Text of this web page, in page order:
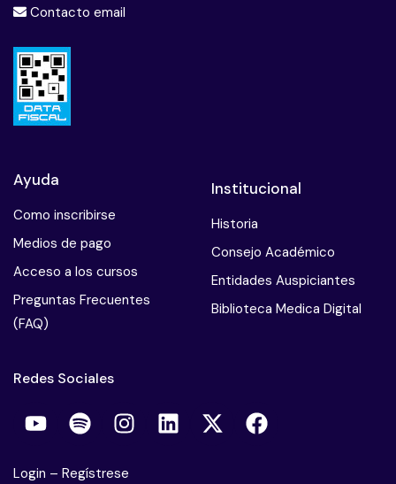
Contacto email
Ayuda
Como inscribirse
Medios de pago
Acceso a los cursos
Preguntas Frecuentes
(FAQ)
Institucional
Historia
Consejo Académico
Entidades Auspiciantes
Biblioteca Medica Digital
Redes Sociales
Login – Regístrese